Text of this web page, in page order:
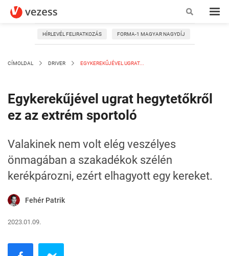
HÍRLEVÉL FELIRATKOZÁS FORMA-1 MAGYAR NAGYDÍJ
CÍMOLDAL DRIVER EGYKEREKŰJÉVEL UGRAT...
Egykerekűjével ugrat hegytetőkről
ez az extrém sportoló
Valakinek nem volt elég veszélyes
önmagában a szakadékok szélén
kerékpározni, ezért elhagyott egy kereket.
Fehér Patrik
2023.01.09.